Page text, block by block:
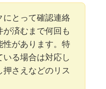
にとって確認連絡
が済むまで何回も
性があります。特
いる場合は対応し
押さえなどのリス